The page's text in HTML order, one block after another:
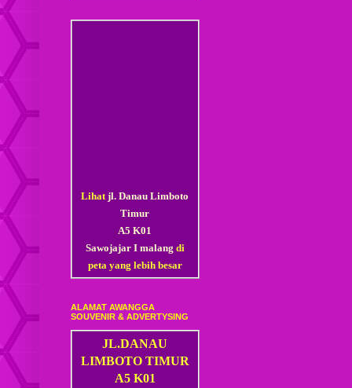
Lihatjl. Danau Limboto
Timur
A5 K01
Sawojajar I malang di
peta yang lebih besar
ALAMAT AWANGGA
SOUVENIR & ADVERTYSING
JL.DANAU
LIMBOTO TIMUR
A5 K01